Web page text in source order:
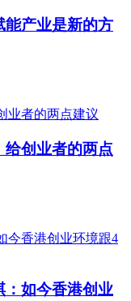
能产业是新的方
创业者的两点
：如今香港创业